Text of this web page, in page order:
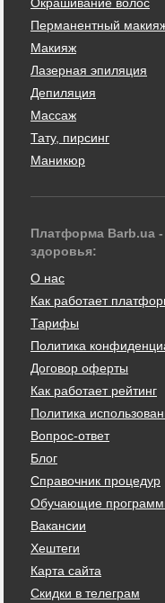
Перманентный
Макияж
Лазерная эпиляция
Депиляция
Массаж
Тату, пирсинг
Маникюр
Платформа Barb.ua -
здоровья:
О нас
Как работает
Тарифы
Политика
Договор оферты
Как работает рейтинг
Политика
Вопрос-ответ
Блог
Справочник процедур
Обучающие
Вакансии
Хештеги
Карта сайта
Скидки в телеграм